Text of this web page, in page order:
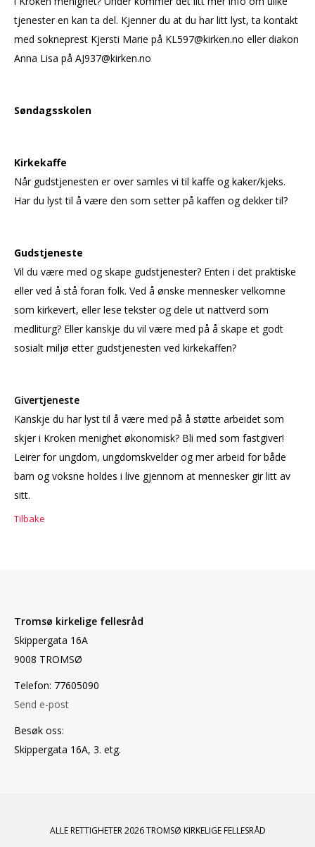
tjenester en kan ta del. Kjenner du at du har litt lyst, ta kontakt
med sokneprest Kjersti Marie på KL597@kirken.no eller diakon
Anna Lisa på AJ937@kirken.no
Søndagsskolen
Kirkekaffe
Når gudstjenesten er over samles vi til kaffe og kaker/kjeks.
Har du lyst til å være den som setter på kaffen og dekker til?
Gudstjeneste
Vil du være med og skape gudstjenester? Enten i det praktiske
eller ved å stå foran folk. Ved å ønske mennesker velkomne
som kirkevert, eller lese tekster og dele ut nattverd som
medliturg? Eller kanskje du vil være med på å skape et godt
sosialt miljø etter gudstjenesten ved kirkekaffen?
Givertjeneste
Kanskje du har lyst til å være med på å støtte arbeidet som
skjer i Kroken menighet økonomisk? Bli med som fastgiver!
Leirer for ungdom, ungdomskvelder og mer arbeid for både
barn og voksne holdes i live gjennom at mennesker gir litt av
sitt.
Tilbake
Tromsø kirkelige fellesråd
Skippergata 16A
9008 TROMSØ
Telefon: 77605090
Send e-post
Besøk oss:
Skippergata 16A, 3. etg.
ALLE RETTIGHETER 2026 TROMSØ KIRKELIGE FELLESRÅD